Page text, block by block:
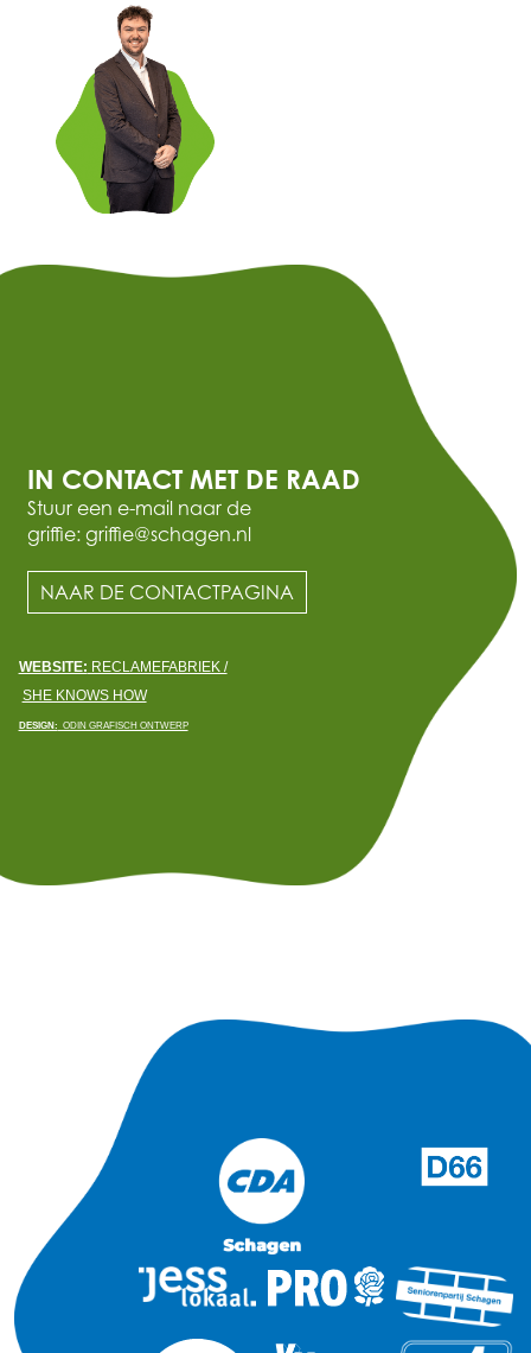
IN CONTACT MET DE RAAD
Stuur een e-mail naar de
griffie: griffie@schagen.nl
NAAR DE CONTACTPAGINA
WEBSITE: RECLAMEFABRIEK /
SHE KNOWS HOW
DESIGN: ODIN GRAFISCH ONTWERP